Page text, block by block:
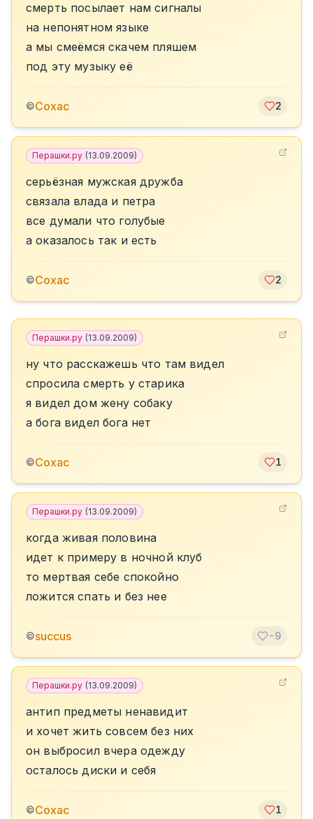
смерть посылает нам сигналы
на непонятном языке
а мы смеёмся скачем пляшем
под эту музыку её
©Сохас 2
Перашки.ру (13.09.2009)
серьёзная мужская дружба
связала влада и петра
все думали что голубые
а оказалось так и есть
©Сохас 2
Перашки.ру (13.09.2009)
ну что расскажешь что там видел
спросила смерть у старика
я видел дом жену собаку
а бога видел бога нет
©Сохас 1
Перашки.ру (13.09.2009)
когда живая половина
идет к примеру в ночной клуб
то мертвая себе спокойно
ложится спать и без нее
©succus -9
Перашки.ру (13.09.2009)
антип предметы ненавидит
и хочет жить совсем без них
он выбросил вчера одежду
осталось диски и себя
©Сохас 1